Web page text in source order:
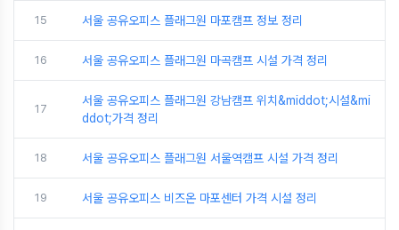
15 서울 공유오피스 플래그원 마포캠프 정보 정리
16 서울 공유오피스 플래그원 마곡캠프 시설 가격 정리
17
서울 공유오피스 플래그원 강남캠프 위치&middot;시설&mi
ddot;가격 정리
18 서울 공유오피스 플래그원 서울역캠프 시설 가격 정리
19 서울 공유오피스 비즈온 마포센터 가격 시설 정리